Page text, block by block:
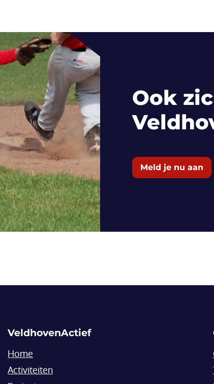
Ook
Meld je nu aan
VeldhovenActief
Home
Activiteiten